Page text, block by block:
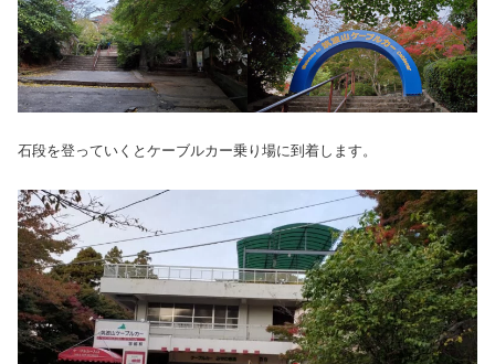
石段を登っていくとケーブルカー乗り場に到着します。